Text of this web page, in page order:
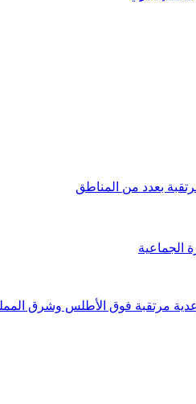
بعدد من المناطق
الجماعية
مرتقبة فوق الأطلس وشرق